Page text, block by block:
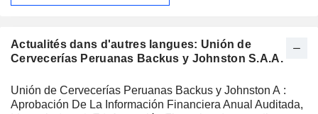
Actualités dans d'autres langues: Unión de
Cervecerías Peruanas Backus y Johnston S.A.A.
Unión de Cervecerías Peruanas Backus y Johnston A :
Aprobación De La Información Financiera Anual Auditada,